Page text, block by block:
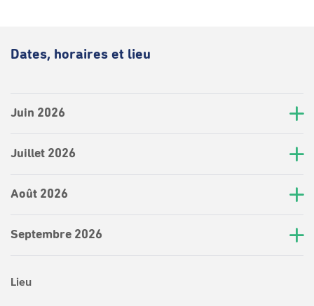
Dates, horaires et lieu
Juin 2026
Juillet 2026
Août 2026
Septembre 2026
Lieu